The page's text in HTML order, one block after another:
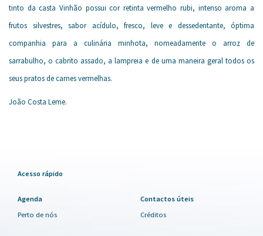
tinto da casta Vinhão possui cor retinta vermelho rubi, intenso aroma a
frutos silvestres, sabor acídulo, fresco, leve e dessedentante, óptima
companhia para a culinária minhota, nomeadamente o arroz de
sarrabulho, o cabrito assado, a lampreia e de uma maneira geral todos os
seus pratos de carnes vermelhas.
João Costa Leme.
Acesso rápido
Agenda
Perto de nós
Contactos úteis
Créditos